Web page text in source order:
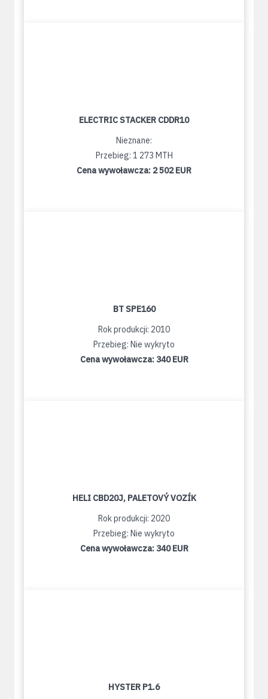
ELECTRIC STACKER CDDR10
Nieznane:
Przebieg: 1 273 MTH
Cena wywoławcza: 2 502 EUR
BT SPE160
Rok produkcji: 2010
Przebieg: Nie wykryto
Cena wywoławcza: 340 EUR
HELI CBD20J, PALETOVÝ VOZÍK
Rok produkcji: 2020
Przebieg: Nie wykryto
Cena wywoławcza: 340 EUR
HYSTER P1.6